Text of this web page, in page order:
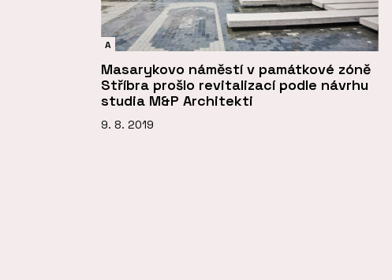
A
Masarykovo náměstí v památkové zóně
Stříbra prošlo revitalizací podle návrhu
studia M&P Architekti
9. 8. 2019